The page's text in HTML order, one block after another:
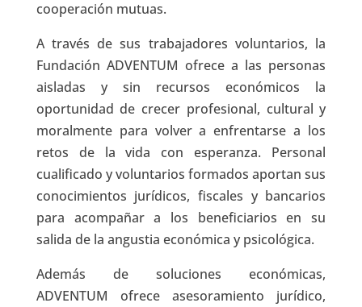
cooperación mutuas.
A través de sus trabajadores voluntarios, la
Fundación ADVENTUM ofrece a las personas
aisladas y sin recursos económicos la
oportunidad de crecer profesional, cultural y
moralmente para volver a enfrentarse a los
retos de la vida con esperanza. Personal
cualificado y voluntarios formados aportan sus
conocimientos jurídicos, fiscales y bancarios
para acompañar a los beneficiarios en su
salida de la angustia económica y psicológica.
Además de soluciones económicas,
ADVENTUM ofrece asesoramiento jurídico,